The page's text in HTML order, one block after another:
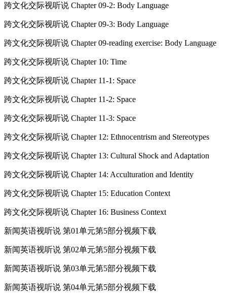
跨文化交际视听说 Chapter 09-2: Body Language
跨文化交际视听说 Chapter 09-3: Body Language
跨文化交际视听说 Chapter 09-reading exercise: Body Language
跨文化交际视听说 Chapter 10: Time
跨文化交际视听说 Chapter 11-1: Space
跨文化交际视听说 Chapter 11-2: Space
跨文化交际视听说 Chapter 11-3: Space
跨文化交际视听说 Chapter 12: Ethnocentrism and Stereotypes
跨文化交际视听说 Chapter 13: Cultural Shock and Adaptation
跨文化交际视听说 Chapter 14: Acculturation and Identity
跨文化交际视听说 Chapter 15: Education Context
跨文化交际视听说 Chapter 16: Business Context
新闻英语视听说 第01单元第5部分视频下载
新闻英语视听说 第02单元第5部分视频下载
新闻英语视听说 第03单元第5部分视频下载
新闻英语视听说 第04单元第5部分视频下载